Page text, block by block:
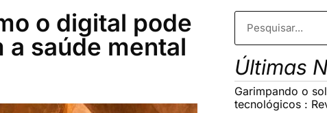
o digital pode
a saúde mental
Últimas
Garimpando o
tecnológicos :